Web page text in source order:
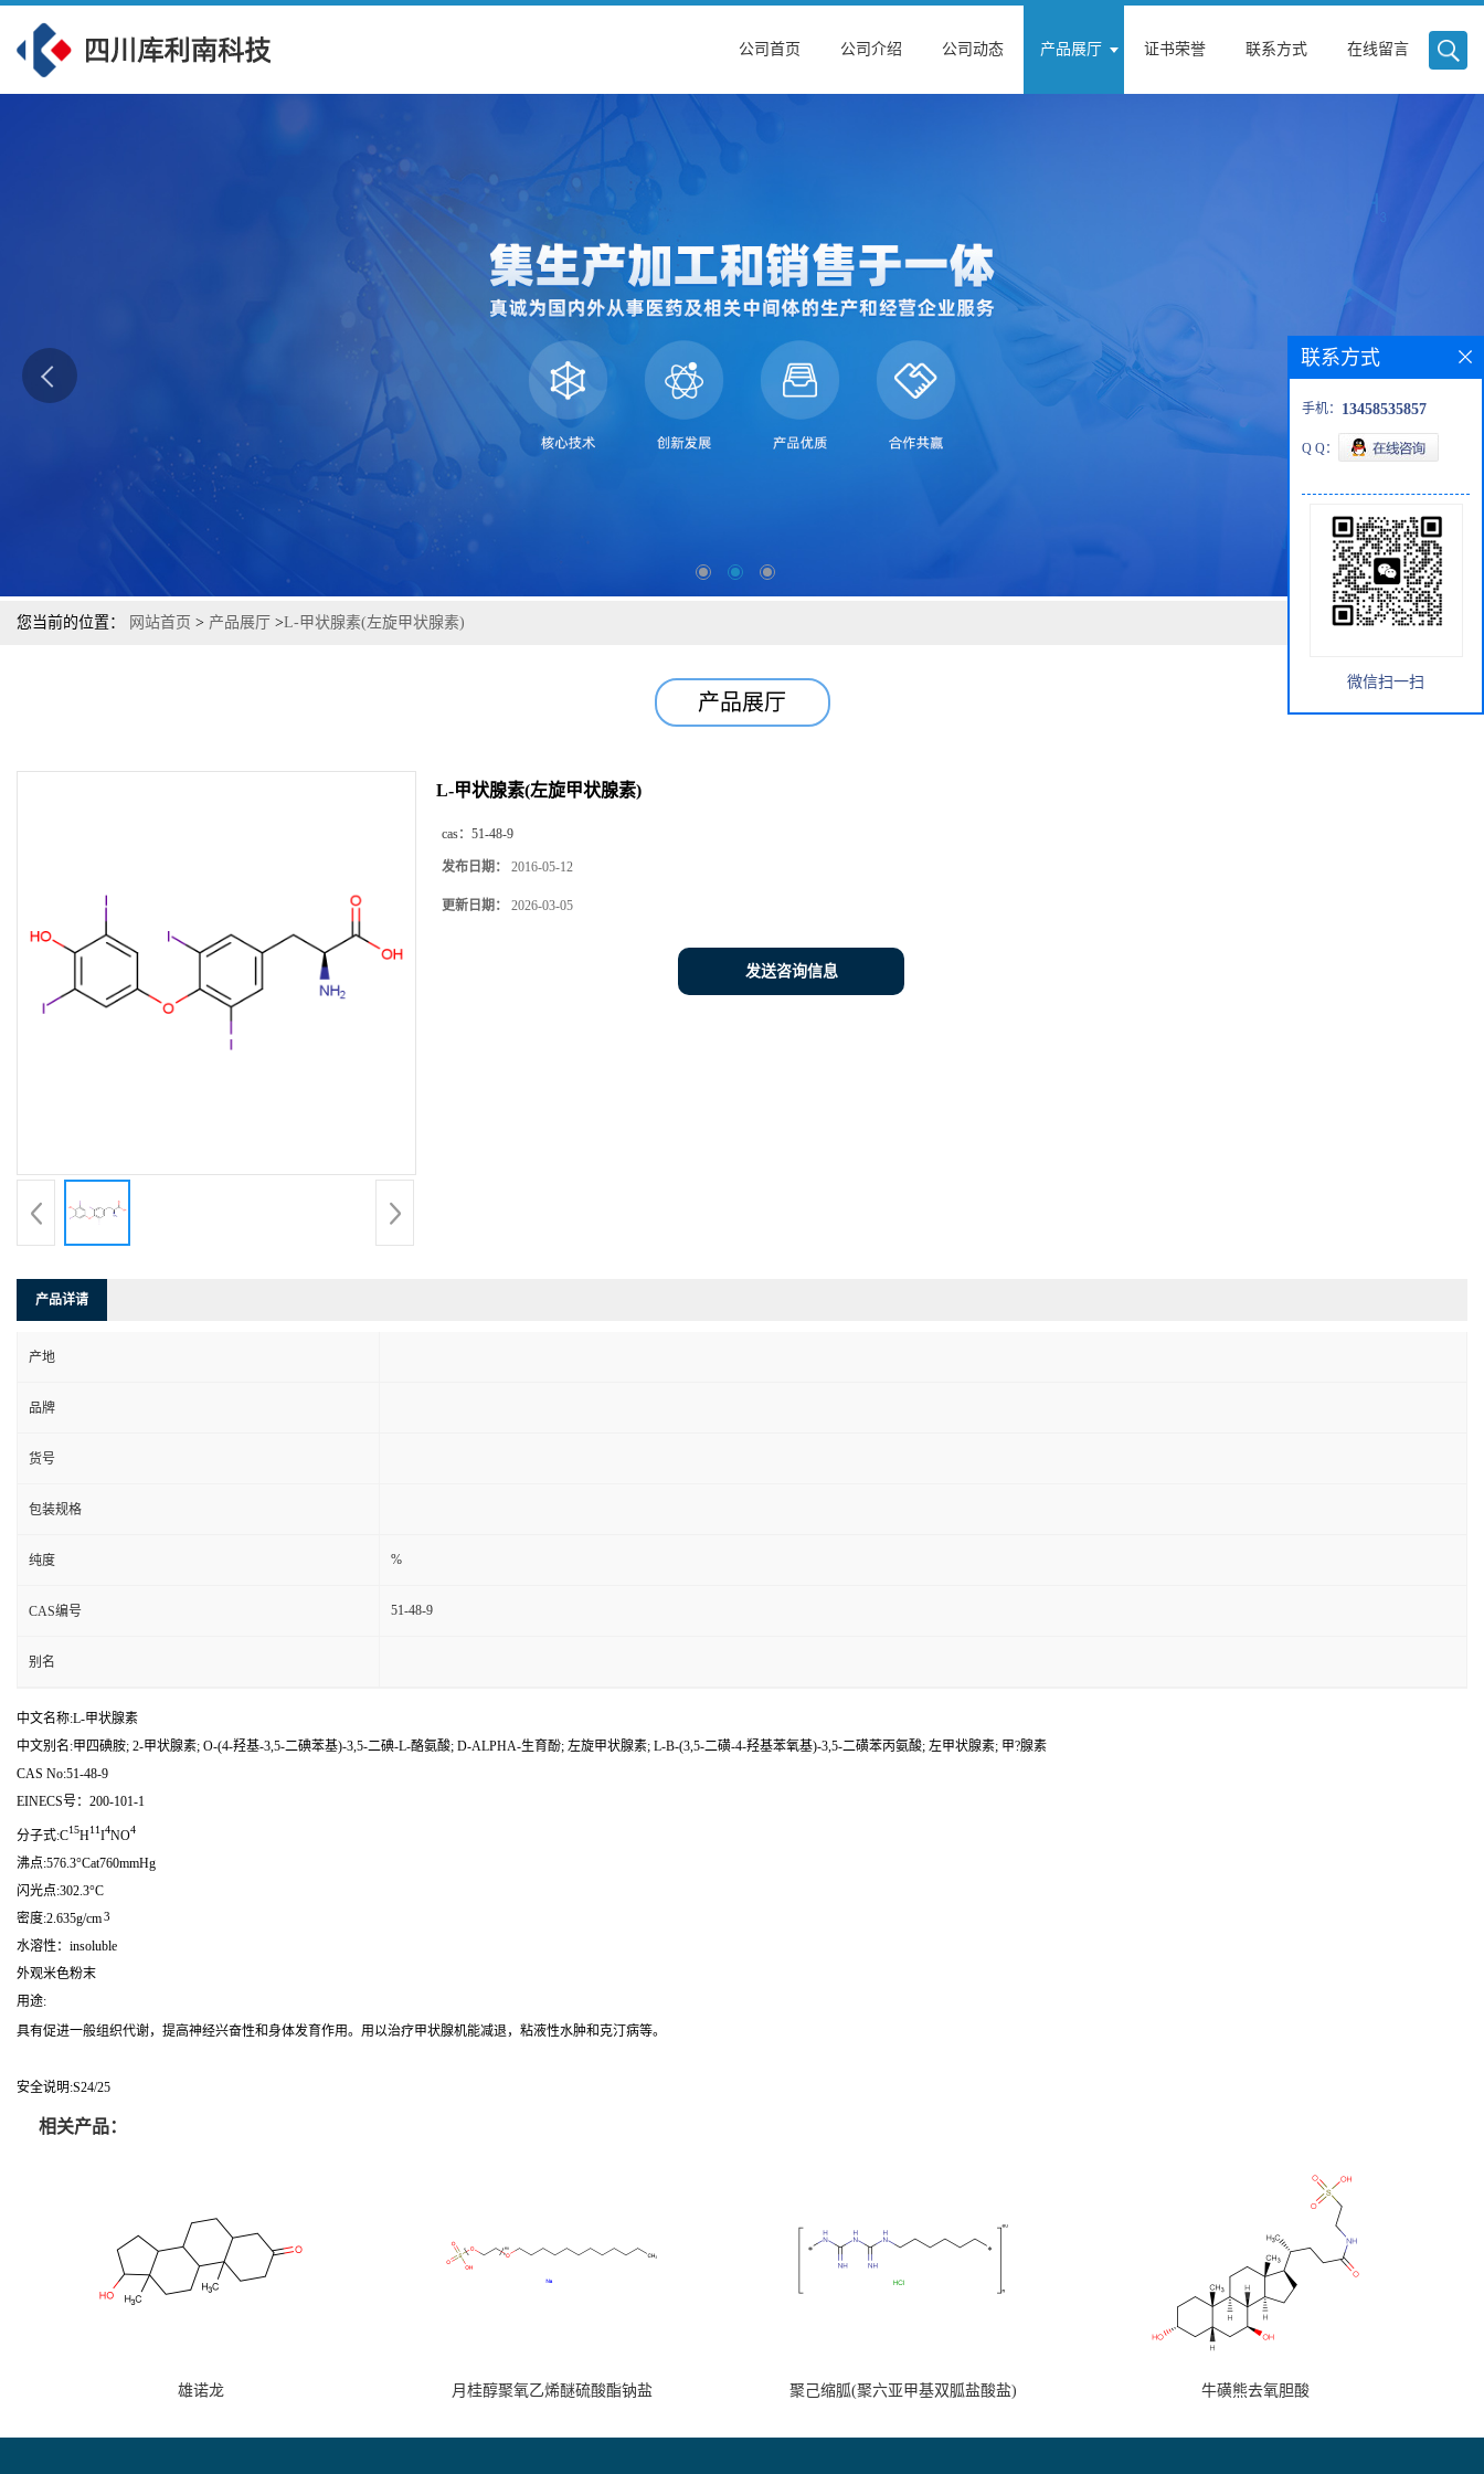
公司首页 公司介绍 公司动态 产品展厅 证书荣誉 联系方式 在线留言
您当前的位置： 网站首页 > 产品展厅 >L-甲状腺素(左旋甲状腺素)
产品展厅
L-甲状腺素(左旋甲状腺素)
cas： 51-48-9
发布日期： 2016-05-12
更新日期： 2026-03-05
发送咨询信息
产品详请
产地
品牌
货号
包装规格
纯度 %
CAS编号 51-48-9
别名
中文名称:L-甲状腺素
中文别名:甲四碘胺; 2-甲状腺素; O-(4-羟基-3,5-二碘苯基)-3,5-二碘-L-酪氨酸; D-ALPHA-生育酚; 左旋甲状腺素; L-Β-(3,5-二磺-4-羟基苯氧基)-3,5-二磺苯丙氨酸; 左甲状腺素; 甲?腺素
CAS No:51-48-9
EINECS号：200-101-1
分子式:C15H11I4NO4
沸点:576.3°Cat760mmHg
闪光点:302.3°C
密度:2.635g/cm3
水溶性：insoluble
外观米色粉末
用途:
具有促进一般组织代谢，提高神经兴奋性和身体发育作用。用以治疗甲状腺机能减退，粘液性水肿和克汀病等。
安全说明:S24/25
相关产品：
雄诺龙 月桂醇聚氧乙烯醚硫酸酯钠盐 聚己缩胍(聚六亚甲基双胍盐酸盐) 牛磺熊去氧胆酸
联系方式
手机： 13458535857
Q Q：
微信扫一扫